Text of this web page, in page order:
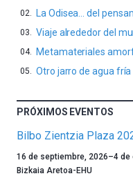
La Odisea… del
Viaje alrededor del
Metamateriales
Otro jarro de agua fría
PRÓXIMOS EVENTOS
Bilbo Zientzia Plaza
Un
año
16 de septiembre, 2026–4 de
Bizkaia Aretoa-EHU